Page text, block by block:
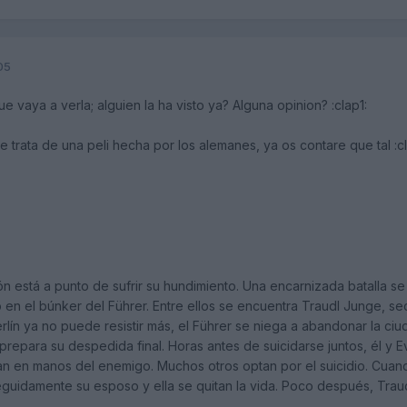
vaya a verla; alguien la ha visto ya? Alguna opinion? :clap1:
trata de una peli hecha por los alemanes, ya os contare que tal
está a punto de sufrir su hundimiento. Una encarnizada batalla
el búnker del Führer. Entre ellos se encuentra Traudl Junge,
ya no puede resistir más, el Führer se niega a abandonar la
su despedida final. Horas antes de suicidarse juntos, él y
en manos del enemigo. Muchos otros optan por el suicidio.
su esposo y ella se quitan la vida. Poco después,